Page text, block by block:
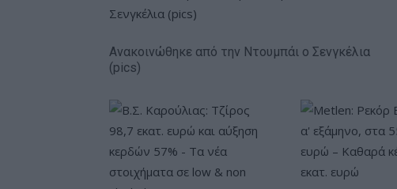
Ανακοινώθηκε από την Ντουμπάι ο Σενγκέλια
(pics)